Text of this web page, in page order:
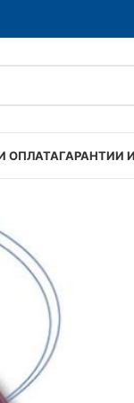
ОПЛАТАГАРАНТИИ